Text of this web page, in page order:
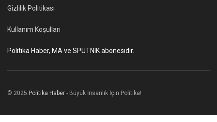
Gizlilik Politikası
Kullanım Koşulları
Politika Haber, MA ve SPUTNIK abonesidir.
© 2025 Politika Haber - Büyük İnsanlık İçin Politika!